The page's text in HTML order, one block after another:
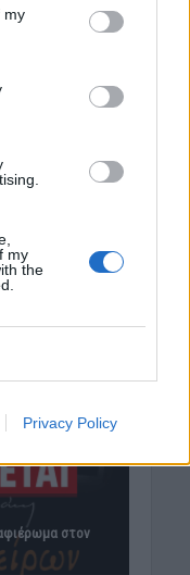
my
my
the
Privacy Policy